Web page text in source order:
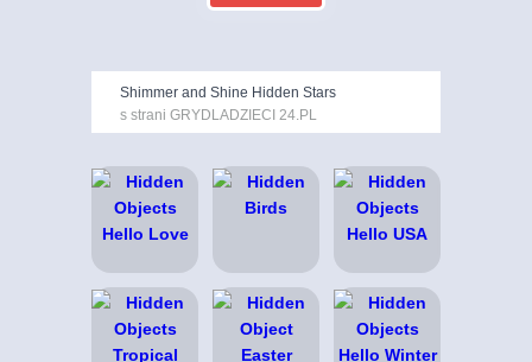
Shimmer and Shine Hidden Stars
s strani GRYDLADZIECI 24.PL